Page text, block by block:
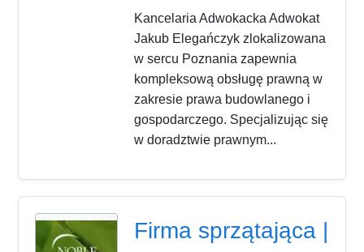
Kancelaria Adwokacka Adwokat
Jakub Elegańczyk zlokalizowana
w sercu Poznania zapewnia
kompleksową obsługę prawną w
zakresie prawa budowlanego i
gospodarczego. Specjalizując się
w doradztwie prawnym...
Firma sprzątająca |